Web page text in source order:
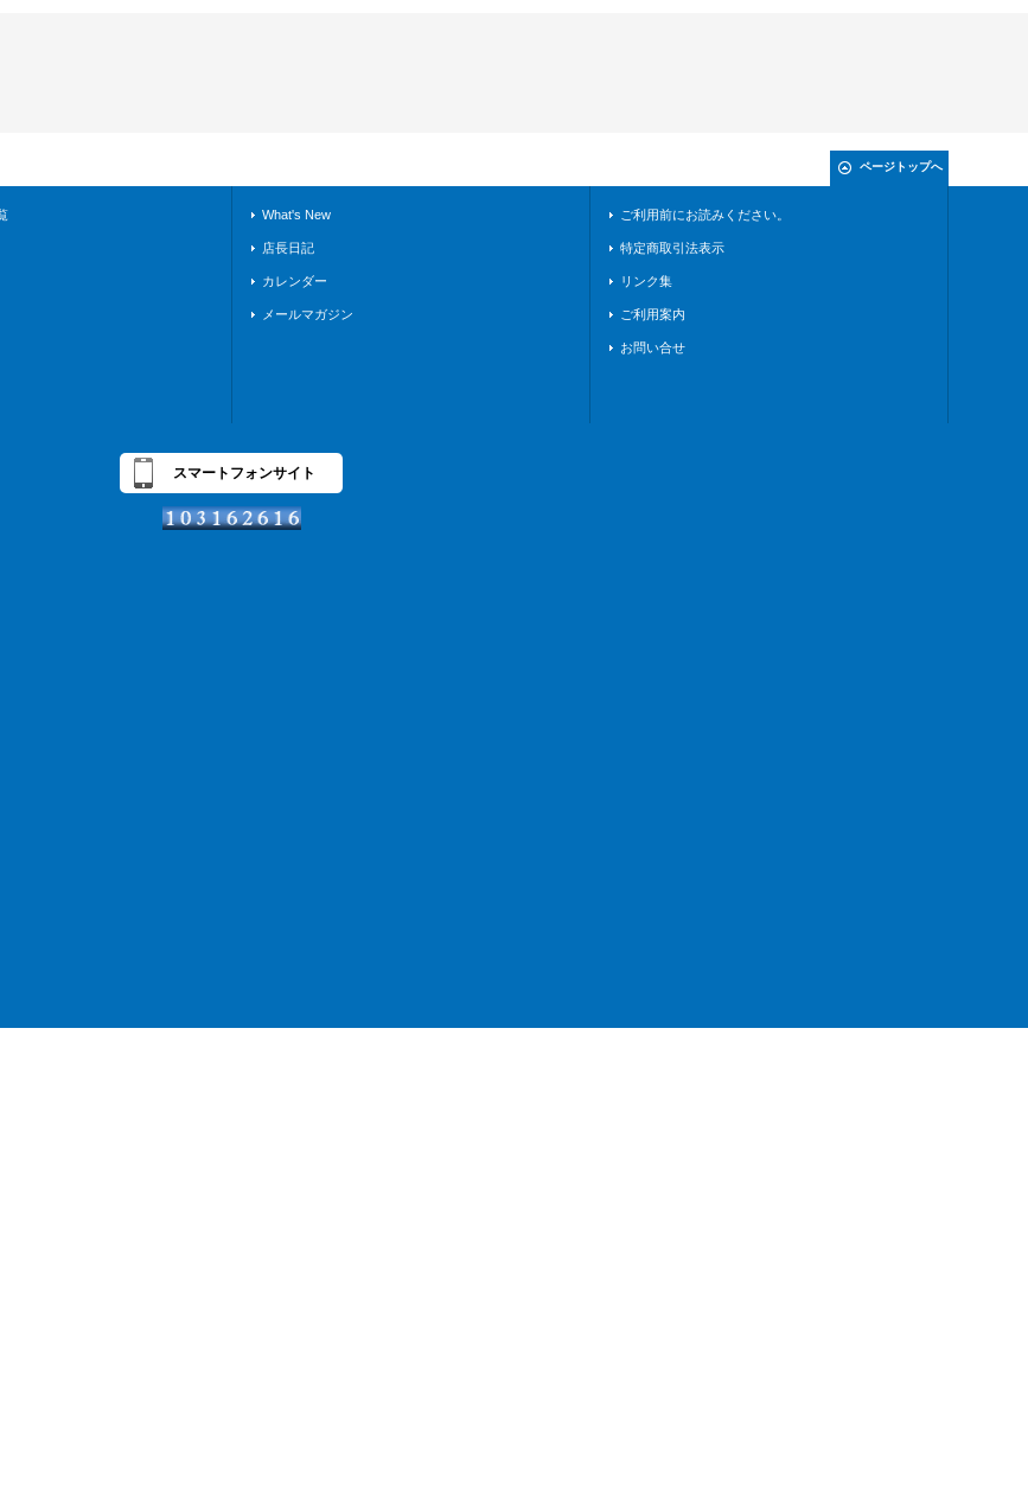
ページトップへ
What's New
店長日記
カレンダー
メールマガジン
ご利用前にお読みください。
特定商取引法表示
リンク集
ご利用案内
お問い合せ
スマートフォンサイト